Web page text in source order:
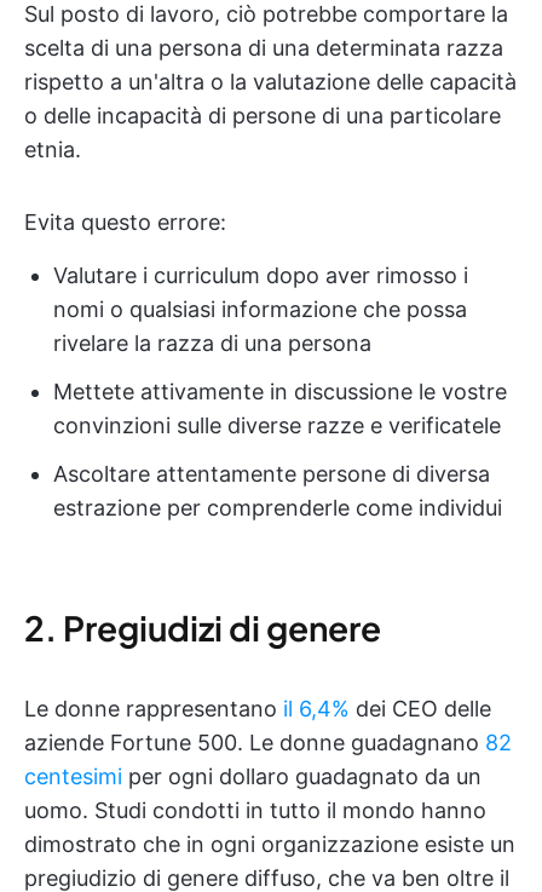
Sul posto di lavoro, ciò potrebbe comportare la
scelta di una persona di una determinata razza
rispetto a un'altra o la valutazione delle capacità
o delle incapacità di persone di una particolare
etnia.
Evita questo errore:
Valutare i curriculum dopo aver rimosso i
nomi o qualsiasi informazione che possa
rivelare la razza di una persona
Mettete attivamente in discussione le vostre
convinzioni sulle diverse razze e verificatele
Ascoltare attentamente persone di diversa
estrazione per comprenderle come individui
2. Pregiudizi di genere
Le donne rappresentano il 6,4% dei CEO delle
aziende Fortune 500. Le donne guadagnano 82
centesimi per ogni dollaro guadagnato da un
uomo. Studi condotti in tutto il mondo hanno
dimostrato che in ogni organizzazione esiste un
pregiudizio di genere diffuso, che va ben oltre il